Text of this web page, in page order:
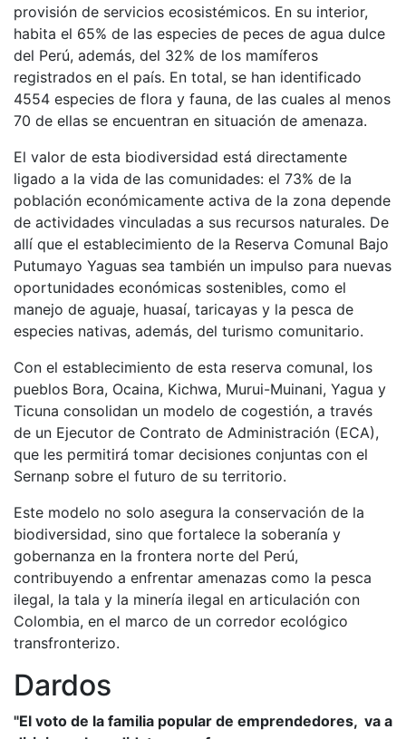
provisión de servicios ecosistémicos. En su interior,
habita el 65% de las especies de peces de agua dulce
del Perú, además, del 32% de los mamíferos
registrados en el país. En total, se han identificado
4554 especies de flora y fauna, de las cuales al menos
70 de ellas se encuentran en situación de amenaza.
El valor de esta biodiversidad está directamente
ligado a la vida de las comunidades: el 73% de la
población económicamente activa de la zona depende
de actividades vinculadas a sus recursos naturales. De
allí que el establecimiento de la Reserva Comunal Bajo
Putumayo Yaguas sea también un impulso para nuevas
oportunidades económicas sostenibles, como el
manejo de aguaje, huasaí, taricayas y la pesca de
especies nativas, además, del turismo comunitario.
Con el establecimiento de esta reserva comunal, los
pueblos Bora, Ocaina, Kichwa, Murui-Muinani, Yagua y
Ticuna consolidan un modelo de cogestión, a través
de un Ejecutor de Contrato de Administración (ECA),
que les permitirá tomar decisiones conjuntas con el
Sernanp sobre el futuro de su territorio.
Este modelo no solo asegura la conservación de la
biodiversidad, sino que fortalece la soberanía y
gobernanza en la frontera norte del Perú,
contribuyendo a enfrentar amenazas como la pesca
ilegal, la tala y la minería ilegal en articulación con
Colombia, en el marco de un corredor ecológico
transfronterizo.
Dardos
"El voto de la familia popular de emprendedores, va a